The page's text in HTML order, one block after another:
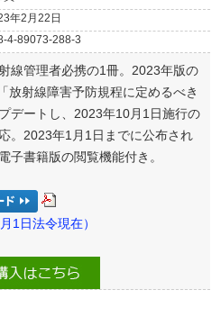
年2月22日
4-89073-288-3
線管理者必携の1冊。2023年版の
放射線障害予防規程に定めるべき
デートし、2023年10月1日施行の
。2023年1月1日までに公布され
子書籍版の閲覧機能付き。
1日法令現在）